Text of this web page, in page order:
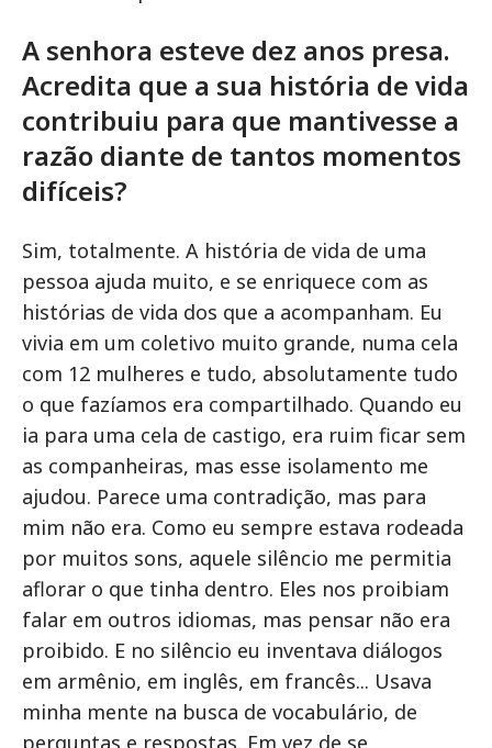
A senhora esteve dez anos presa.
Acredita que a sua história de vida
contribuiu para que mantivesse a
razão diante de tantos momentos
difíceis?
Sim, totalmente. A história de vida de uma
pessoa ajuda muito, e se enriquece com as
histórias de vida dos que a acompanham. Eu
vivia em um coletivo muito grande, numa cela
com 12 mulheres e tudo, absolutamente tudo
o que fazíamos era compartilhado. Quando eu
ia para uma cela de castigo, era ruim ficar sem
as companheiras, mas esse isolamento me
ajudou. Parece uma contradição, mas para
mim não era. Como eu sempre estava rodeada
por muitos sons, aquele silêncio me permitia
aflorar o que tinha dentro. Eles nos proibiam
falar em outros idiomas, mas pensar não era
proibido. E no silêncio eu inventava diálogos
em armênio, em inglês, em francês... Usava
minha mente na busca de vocabulário, de
perguntas e respostas. Em vez de se